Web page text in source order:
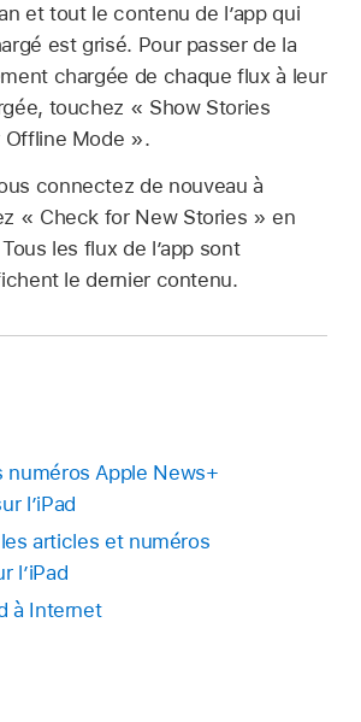
et tout le contenu de l’app qui
est grisé. Pour passer de la
chargée de chaque flux à leur
touchez « Show Stories
Offline Mode ».
connectez de nouveau à
« Check for New Stories » en
les flux de l’app sont
le dernier contenu.
numéros Apple News+
l’iPad
articles et numéros
l’iPad
à Internet